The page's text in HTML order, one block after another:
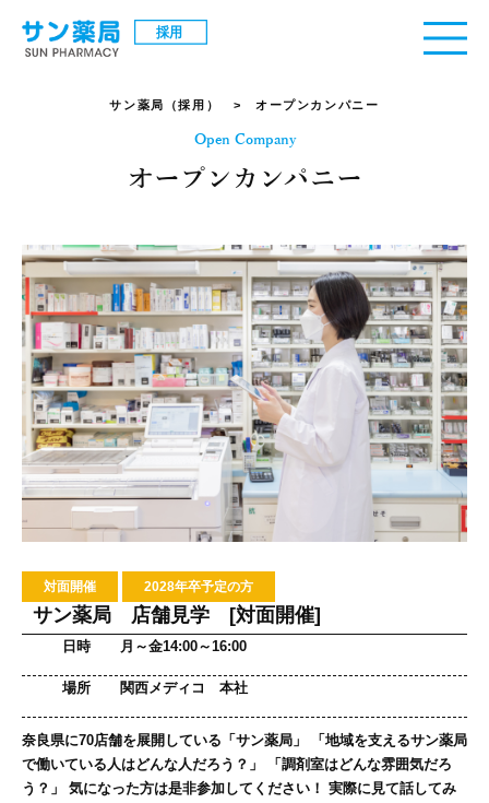
サン薬局（採用） > オープンカンパニー
Open Company
オープンカンパニー
対面開催 2028年卒予定の方
サン薬局 店舗見学 [対面開催]
日時 月～金14:00～16:00
場所 関西メディコ 本社
奈良県に70店舗を展開している「サン薬局」 「地域を支えるサン薬局
で働いている人はどんな人だろう？」 「調剤室はどんな雰囲気だろ
う？」 気になった方は是非参加してください！ 実際に見て話してみ